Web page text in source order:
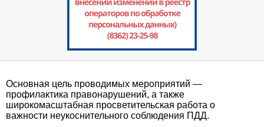
Основная цель проводимых мероприятий —
профилактика правонарушений, а также
широкомасштабная просветительская работа о
важности неукоснительного соблюдения ПДД.